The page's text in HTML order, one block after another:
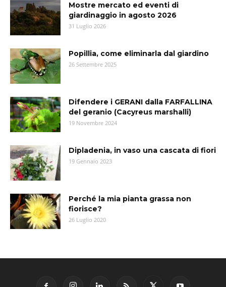
Mostre mercato ed eventi di
giardinaggio in agosto 2026
31 Luglio 2026
Popillia, come eliminarla dal giardino
26 Settembre 2025
Difendere i GERANI dalla FARFALLINA
del geranio (Cacyreus marshalli)
19 Novembre 2024
Dipladenia, in vaso una cascata di fiori
19 Gennaio 2023
Perché la mia pianta grassa non
fiorisce?
26 Luglio 2020